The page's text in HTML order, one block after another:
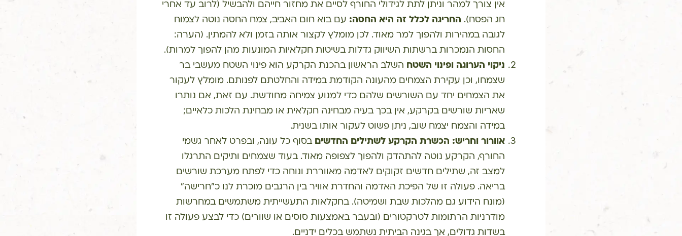
אין צורך למהר וניתן לתת לגידולי החורף לסיים את מחזור חייהם ולהבשיל (לרוב עד אחרי
חג הפסח). החריגה לכלל זה היא החסה: עם בוא חום האביב, צמח החסה נוטה לצמוח
לגובה במהירות ולהפוך למר מאוד. לכן מומלץ לקצור אותה בזמן ולא להמתין. (הערה:
החסות הנמכרות ברשתות השיווק גדלות בשיטות חקלאיות המונעות מהן להפוך למרות).
ניקוי הערוגה ופינוי השטח השלב הראשון בהכנת הקרקע הוא פינוי השטח מעשבי בר
שצמחו, וכן עקירת הצמחים מהעונה הקודמת במידה והחלטתם לפנותם. מומלץ לעקור
את הצמחים יחד עם השורשים שלהם כדי למנוע צמיחה מחודשת. עם זאת, אם נותרו
שאריות שורשים בקרקע, אין בכך בעיה מבחינה חקלאית או מבחינת הלכות כלאיים;
במידה והצמח יצמח שוב, ניתן פשוט לעקור אותו בשנית.
אוורור וחריש: הכשרת הקרקע לשתילים החדשים בסוף כל עונה, ובפרט לאחר גשמי
החורף, הקרקע נוטה להתהדק ולהפוך לצפופה מאוד. בעוד שצמחים ותיקים התרגלו
למצב זה, שתילים חדשים זקוקים לאדמה מאווררת ונוחה כדי לפתח מערכת שורשים
בריאה. פעולה זו של הפיכת האדמה והחדרת אוויר בין הרגבים מוכרת לנו כ"חרישה"
(מונח הידוע גם מהלכות שבת ושמיטה). בחקלאות התעשייתית משתמשים במחרשות
מודרניות הרתומות לטרקטורים (ובעבר באמצעות סוסים או שוורים) כדי לבצע פעולה זו
בשדות גדולים, אך בגינה הביתית נשתמש בכלים ידניים.